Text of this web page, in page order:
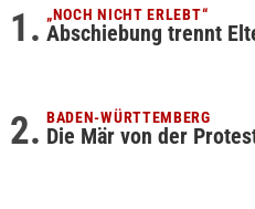
„NOCH NICHT ERLEBT“
Abschiebung trennt
BADEN-WÜRTTEMBERG
Die Mär von der